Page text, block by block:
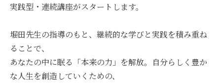
実践型・連続講座がスタートします。
堀田先生の指導のもと、継続的な学びと実践を積み重ね
ることで、
あなたの中に眠る「本来の力」を解放。自分らしく豊か
な人生を創造していくための、